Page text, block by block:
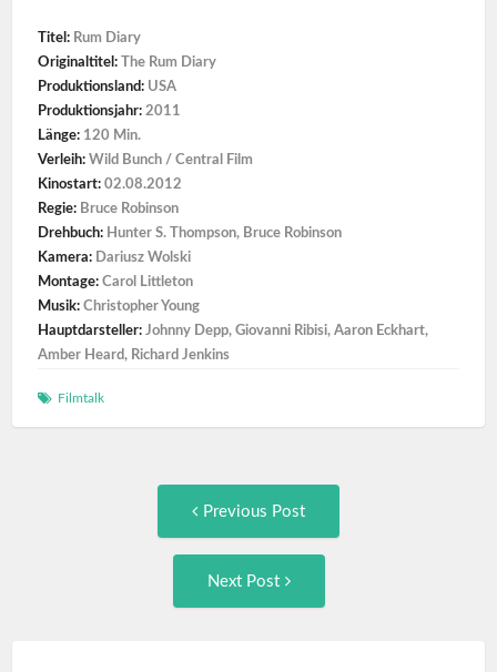
Titel: Rum Diary
Originaltitel: The Rum Diary
Produktionsland: USA
Produktionsjahr: 2011
Länge: 120 Min.
Verleih: Wild Bunch / Central Film
Kinostart:02.08.2012
Regie: Bruce Robinson
Drehbuch:Hunter S. Thompson, Bruce Robinson
Kamera: Dariusz Wolski
Montage:Carol Littleton
Musik: Christopher Young
Hauptdarsteller: Johnny Depp, Giovanni Ribisi, Aaron Eckhart,
Amber Heard, Richard Jenkins
Filmtalk
navigation
Previous Post
Next Post